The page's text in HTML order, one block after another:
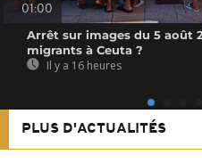
01:00
Arrêt sur images du 5 août
migrants à Ceuta ?
Il y a 16 heures
PLUS D'ACTUALITÉS